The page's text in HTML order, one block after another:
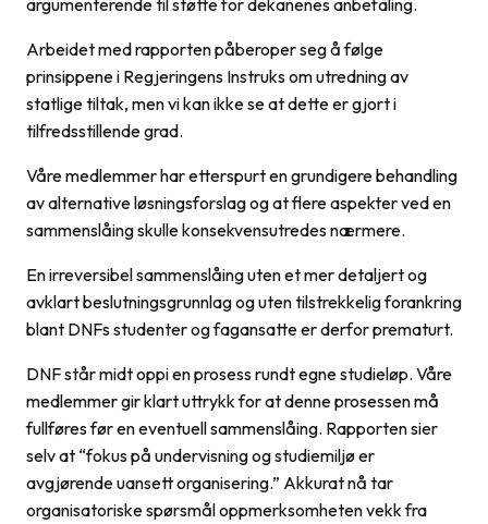
Arbeidet med rapporten påberoper seg å følge
prinsippene i Regjeringens Instruks om utredning av
statlige tiltak, men vi kan ikke se at dette er gjort i
tilfredsstillende grad.
Våre medlemmer har etterspurt en grundigere behandling
av alternative løsningsforslag og at flere aspekter ved en
sammenslåing skulle konsekvensutredes nærmere.
En irreversibel sammenslåing uten et mer detaljert og
avklart beslutningsgrunnlag og uten tilstrekkelig forankring
blant DNFs studenter og fagansatte er derfor prematurt.
DNF står midt oppi en prosess rundt egne studieløp. Våre
medlemmer gir klart uttrykk for at denne prosessen må
fullføres før en eventuell sammenslåing. Rapporten sier
selv at “fokus på undervisning og studiemiljø er
avgjørende uansett organisering.” Akkurat nå tar
organisatoriske spørsmål oppmerksomheten vekk fra